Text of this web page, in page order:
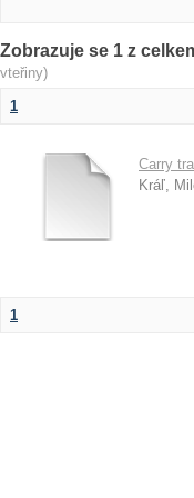
Zobrazuje se 1 z
vteřiny)
1
Carry
Kráľ,
1